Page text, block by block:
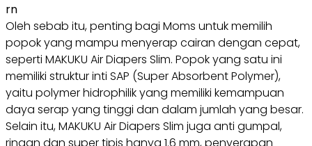
rn
Oleh sebab itu, penting bagi Moms untuk memilih
popok yang mampu menyerap cairan dengan cepat,
seperti MAKUKU Air Diapers Slim. Popok yang satu ini
memiliki struktur inti SAP (Super Absorbent Polymer),
yaitu polymer hidrophilik yang memiliki kemampuan
daya serap yang tinggi dan dalam jumlah yang besar.
Selain itu, MAKUKU Air Diapers Slim juga anti gumpal,
ringan dan super tipis hanya 1.6 mm, penyerapan